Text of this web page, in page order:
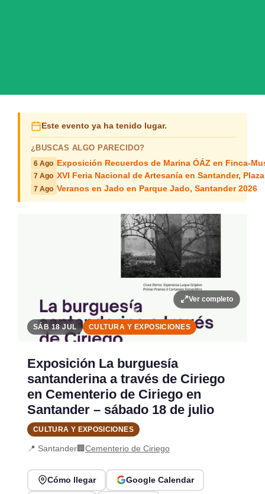
Este evento ya ha tenido lugar.
¿BUSCAS ALGO PARECIDO?
6 Ago Exposición Recuerdos de Marina ÓÁZ en Finca-
7 Ago XVI Feria Nacional de Artesanía en Santander,
7 Ago Veranos en Jado en Parque Jado, Santander 2026
Ver completo
SÁB 18 JUL CULTURA Y EXPOSICIONES
Exposición La burguesía
santanderina a través de Ciriego
en Cementerio de Ciriego en
Santander – sábado 18 de julio
CULTURA Y EXPOSICIONES
📍 Santander🏢Cementerio de Ciriego
Cómo llegar Google Calendar